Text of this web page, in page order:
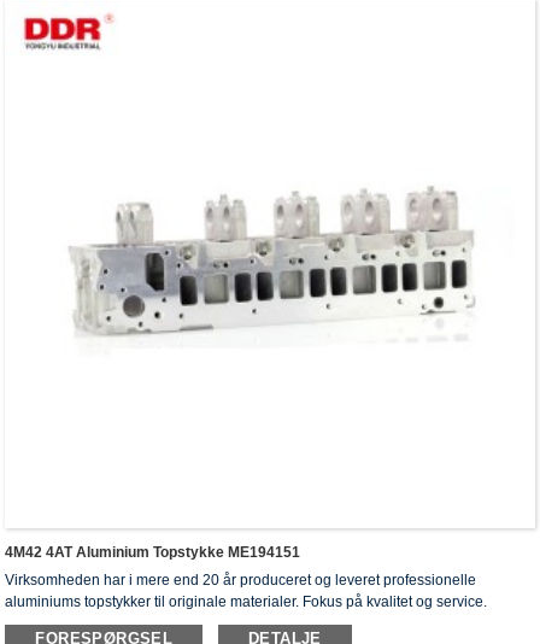
4M42 4AT Aluminium Topstykke ME194151
Virksomheden har i mere end 20 år produceret og leveret professionelle
aluminiums topstykker til originale materialer. Fokus på kvalitet og service.
Topstykkerne har opnået ISO16949-godkendelsescertifikater, "højtforseglet
FORESPØRGSEL DETALJE